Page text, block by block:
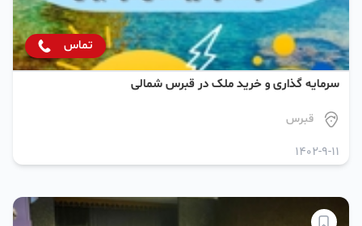
تماس
سرمایه گذاری و خرید ملک در قبرس شمالی
قبرس
1402-9-11